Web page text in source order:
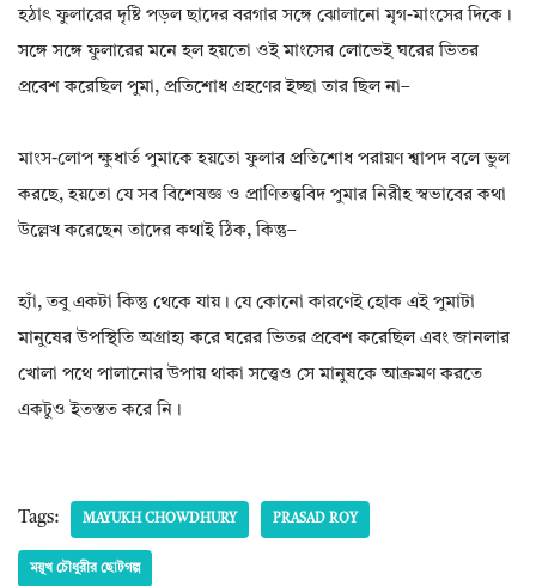
হঠাৎ ফুলারের দৃষ্টি পড়ল ছাদের বরগার সঙ্গে ঝোলানো মৃগ-মাংসের দিকে।
সঙ্গে সঙ্গে ফুলারের মনে হল হয়তো ওই মাংসের লোভেই ঘরের ভিতর
প্রবেশ করেছিল পুমা, প্রতিশোধ গ্রহণের ইচ্ছা তার ছিল না–
মাংস-লোপ ক্ষুধার্ত পুমাকে হয়তো ফুলার প্রতিশোধ পরায়ণ শ্বাপদ বলে ভুল
করছে, হয়তো যে সব বিশেষজ্ঞ ও প্রাণিতত্ত্ববিদ পুমার নিরীহ স্বভাবের কথা
উল্লেখ করেছেন তাদের কথাই ঠিক, কিন্তু–
হ্যাঁ, তবু একটা কিন্তু থেকে যায়। যে কোনো কারণেই হোক এই পুমাটা
মানুষের উপস্থিতি অগ্রাহ্য করে ঘরের ভিতর প্রবেশ করেছিল এবং জানলার
খোলা পথে পালানোর উপায় থাকা সত্ত্বেও সে মানুষকে আক্রমণ করতে
একটুও ইতস্তত করে নি।
Tags: MAYUKH CHOWDHURY PRASAD ROY
ময়ূখ চৌধুরীর ছোটগল্প